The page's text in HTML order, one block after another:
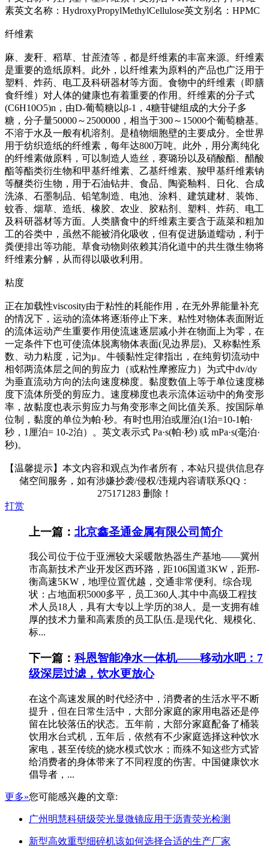
素英文名称：HydroxyPropylMethylCellulose英文别名：HPMC
纤维素
麻、麦秆、稻草、甘蔗渣等，都是纤维素的丰富来源。纤维素
是重要的造纸原料。此外，以纤维素为原料的产品也广泛用于
塑料、炸药、电工及科研器材等方面。食物中的纤维素（即膳
食纤维）对人体的健康也有着重要的作用。纤维素的分子式
(C6H10O5)n，由D-葡萄糖以β-1，4糖苷键组成的大分子多
糖，分子量50000～2500000，相当于300～15000个葡萄糖基。
不溶于水及一般有机溶剂。是植物细胞壁的主要成分。全世界
用于纺织造纸的纤维素，每年达800万吨。此外，用分离纯化
的纤维素做原料，可以制造人造丝，赛璐玢以及硝酸酯、醋酸
酯等酯类衍生物和甲基纤维素、乙基纤维素、羧甲基纤维素钠
等醚类衍生物，用于石油钻井、食品、陶瓷釉料、日化、合成
洗涤、石墨制品、铅笔制造、电池、涂料、建筑建材、装饰、
蚊香、烟草、造纸、橡胶、农业、胶粘剂、塑料、炸药、电工
及科研器材等方面。人类膳食中的纤维素主要含于蔬菜和粗加
工的谷类中，虽然不能被消化吸收，但有促进肠道蠕动，利于
粪便排出等功能。草食动物则依赖其消化道中的共生微生物将
纤维素分解，从而得以吸收利用。
粘度
正在加载性viscosity由于粘性的耗能作用，在无外界能量补充
的情况下，运动的流体将逐渐停止下来。粘性对物体表面附近
的流体运动产生重要作用使流速逐层减小并在物面上为零，在
一定条件下也可使流体脱离物体表面(见边界层)。又称黏性系
数、动力粘度，记为μ。牛顿黏性定律指出，在纯剪切流动中
相邻两流体层之间的剪应力（或粘性摩擦应力）为式中dv/dy
为垂直流动方向的法向速度梯度。黏度数值上等于单位速度梯
度下流体所受的剪应力。速度梯度也表示流体运动中的角变形
率，故黏度也表示剪应力与角变形率之间比值关系。按国际单
位制，黏度的单位为帕·秒。有时也用泊或厘泊(1泊=10-1帕·
秒，1厘泊= 10-2泊）。英文表示式 Pa·s(帕·秒) 或 mPa·s(毫泊·
秒)。
【温馨提示】本文内容和观点为作者所有，本站只提供信息存
储空间服务，如有涉嫌抄袭/侵权/违规内容请联系QQ：
275171283 删除！
打赏
上一篇： 北京鑫圣通金属有限公司简介
我公司位于位于亚洲较大采暖散热器生产基地——冀州
市高新技术产业开发区西环路，距106国道3KW，距邢-
衡高速5KW，地理位置优越，交通非常便利。综合现
状：占地面积5000多平，员工360人.其中中高级工程技
术人员18人，具有大专以上学历的38人。是一支拥有雄
厚的技术力量和高素质的员工队伍.是现代化、规模化、
标...
下一篇： 科恩智能净水一体机——移动水吧：7
级深层过滤，饮水更放心
在这个高速发展的时代经济中，消费者的生活水平不断
提升，但在日常生活中，大部分家庭的家用电器还是停
留在比较落伍的状态。五年前，大部分家庭配备了桶装
饮用水台式机，五年后，依然有不少家庭选择这种饮水
家电，甚至传统的烧水模式饮水；而殊不知这些方式皆
给消费者的身体带来了不同程度的伤害。中国健康饮水
倡导者，...
更多»您可能感兴趣的文章:
广州明慧科研级荧光显微镜应用于沥青荧光检测
新型高效重型细碎机该如何选择合适的生产厂家